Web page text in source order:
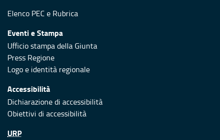
Elenco PEC e Rubrica
Eventi e Stampa
Ufficio stampa della Giunta
Press Regione
Logo e identità regionale
Accessibilità
Dichiarazione di accessibilità
Obiettivi di accessibilità
URP